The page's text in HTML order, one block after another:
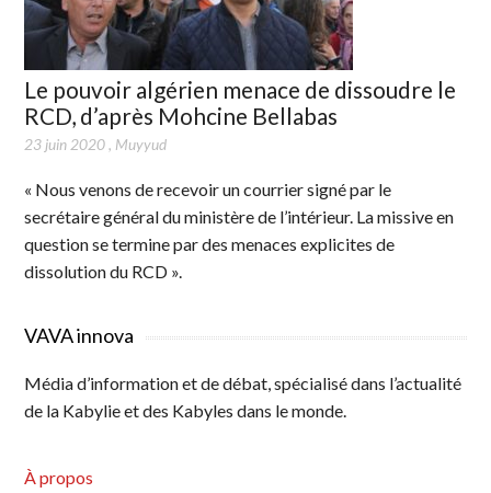
Le pouvoir algérien menace de dissoudre le
RCD, d’après Mohcine Bellabas
23 juin 2020, Muyyud
« Nous venons de recevoir un courrier signé par le
secrétaire général du ministère de l’intérieur. La missive en
question se termine par des menaces explicites de
dissolution du RCD ».
VAVA innova
Média d’information et de débat, spécialisé dans l’actualité
de la Kabylie et des Kabyles dans le monde.
À propos